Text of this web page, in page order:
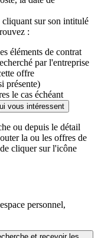
cliquant sur son intitulé
:
éléments de contrat
par l'entreprise
offre
présente)
le cas échéant
vous intéressent
ou depuis le détail
la ou les offres de
cliquer sur l'icône
personnel,